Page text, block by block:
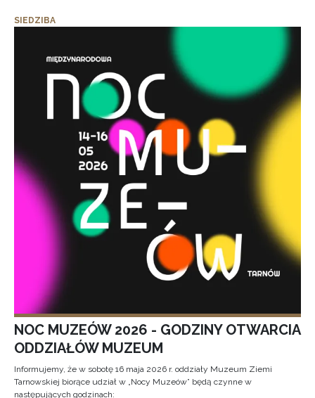
SIEDZIBA
NOC MUZEÓW 2026 - GODZINY OTWARCIA
ODDZIAŁÓW MUZEUM
Informujemy, że w sobotę 16 maja 2026 r. oddziały Muzeum Ziemi
Tarnowskiej biorące udział w „Nocy Muzeów” będą czynne w
następujących godzinach: